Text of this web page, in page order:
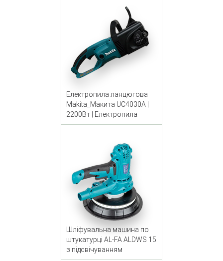
Електропила ланцюгова
Makita_Макита UC4030A |
2200Вт | Електропила
Шліфувальна машина по
штукатурці AL-FA ALDWS 15
з підсвічуванням